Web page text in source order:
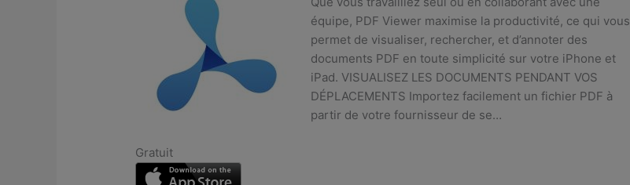
équipe, PDF Viewer maximise la productivité, ce qui vous
permet de visualiser, rechercher, et d’annoter des
documents PDF en toute simplicité sur votre iPhone et
iPad. VISUALISEZ LES DOCUMENTS PENDANT VOS
DÉPLACEMENTS Importez facilement un fichier PDF à
partir de votre fournisseur de se…
Gratuit